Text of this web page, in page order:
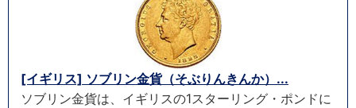
[イギリス] ソブリン金貨（そぶりんきんか）...
ソブリン金貨は、イギリスの1スターリング・ポンドに